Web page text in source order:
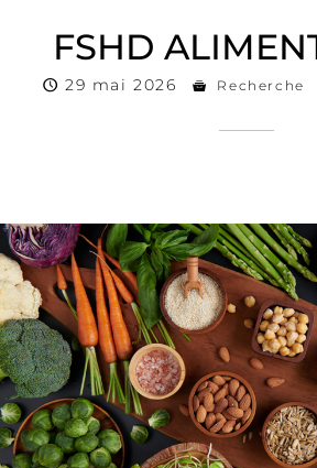
FSHD
29 mai 2026 Recherche